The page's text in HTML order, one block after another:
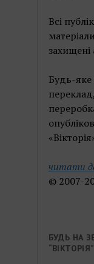
Всі
Будь-яке
читати
© 2007-
БУДЬ НА